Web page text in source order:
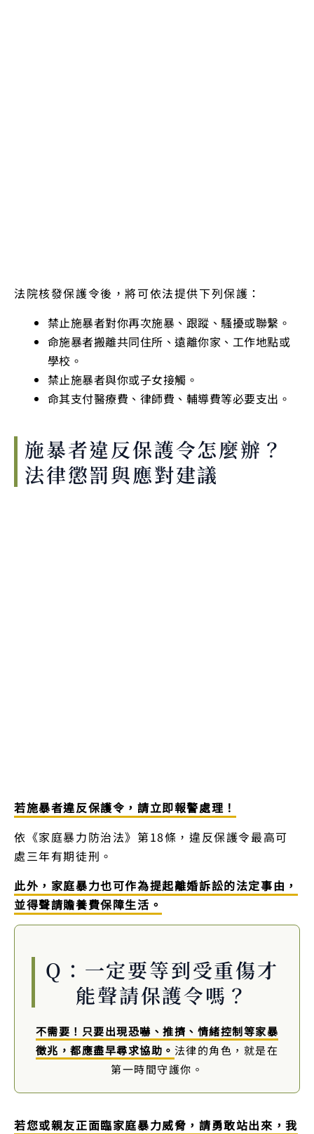
法院核發保護令後，將可依法提供下列保護：
禁止施暴者對你再次施暴、跟蹤、騷擾或聯繫。
命施暴者搬離共同住所、遠離你家、工作地點或
學校。
禁止施暴者與你或子女接觸。
命其支付醫療費、律師費、輔導費等必要支出。
施暴者違反保護令怎麼辦？
法律懲罰與應對建議
若施暴者違反保護令，請立即報警處理！
依《家庭暴力防治法》第18條，違反保護令最高可
處三年有期徒刑。
此外，家庭暴力也可作為提起離婚訴訟的法定事由，
並得聲請贍養費保障生活。
Q：一定要等到受重傷才
能聲請保護令嗎？
不需要！只要出現恐嚇、推擠、情緒控制等家暴
徵兆，都應盡早尋求協助。 法律的角色，就是在
第一時間守護你。
若您或親友正面臨家庭暴力威脅，請勇敢站出來，我